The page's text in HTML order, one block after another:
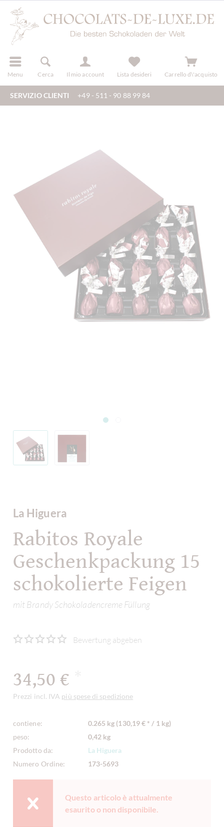
Menu Cerca Il mio account
registra Lista desideri Carrello d\'acquisto
SERVIZIO CLIENTI +49 - 511 - 90 88 99 84
La Higuera
Rabitos Royale
Geschenkpackung 15
schokolierte Feigen
mit Brandy Schokoladencreme Füllung
Bewertung abgeben
34,50 €
Prezzi incl. IVA più spese di spedizione
contiene:
0.265 kg (130,19 € * / 1 kg)
peso:
0,42 kg
Prodotto da:
La Higuera
Numero Ordine:
173-5693
Questo articolo è attualmente
esaurito o non disponibile.